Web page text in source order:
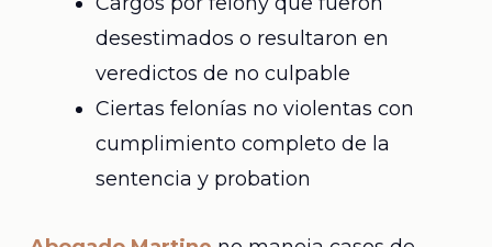
desestimados o resultaron en
veredictos de no culpable
Ciertas felonías no violentas con
cumplimiento completo de la
sentencia y probation